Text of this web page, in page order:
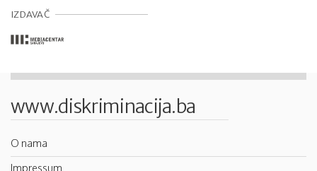
IZDAVAČ
www.diskriminacija.ba
O nama
Impressum